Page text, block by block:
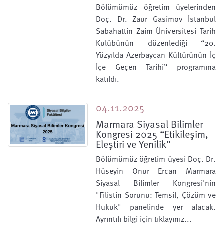
Bölümümüz öğretim üyelerinden
Doç. Dr. Zaur Gasimov İstanbul
Sabahattin Zaim Üniversitesi Tarih
Kulübünün düzenlediği “20.
Yüzyılda Azerbaycan Kültürünün İç
İçe Geçen Tarihi” programına
katıldı.
04.11.2025
Marmara Siyasal Bilimler
Kongresi 2025 “Etikileşim,
Eleştiri ve Yenilik”
Bölümümüz öğretim üyesi Doç. Dr.
Hüseyin Onur Ercan Marmara
Siyasal Bilimler Kongresi'nin
"Filistin Sorunu: Temsil, Çözüm ve
Hukuk" panelinde yer alacak.
Ayrıntılı bilgi için tıklayınız...